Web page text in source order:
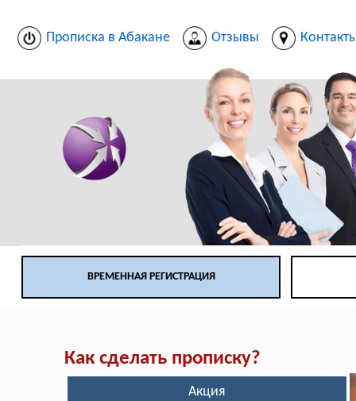
Прописка в Абакане Отзывы
ВРЕМЕННАЯ РЕГИСТРАЦИЯ
Как сделать прописку?
Акция